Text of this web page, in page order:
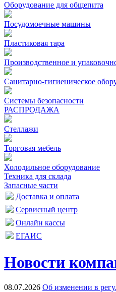
Оборудование для общепита
Посудомоечные машины
Пластиковая тара
Производственное и
Санитарно-гигиеническое
Системы безопасности
РАСПРОДАЖА
Стеллажи
Торговая мебель
Холодильное оборудование
Техника для склада
Запасные части
Доставка и оплата
Сервисный центр
Онлайн кассы
ЕГАИС
Новости
08.07.2026 Об изменении в